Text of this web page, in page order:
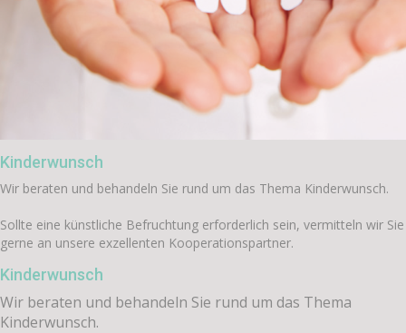
Kinderwunsch
Wir beraten und behandeln Sie rund um das Thema Kinderwunsch.
Sollte eine künstliche Befruchtung erforderlich sein, vermitteln wir Sie
gerne an unsere exzellenten Kooperationspartner.
Kinderwunsch
Wir beraten und behandeln Sie rund um das Thema
Kinderwunsch.